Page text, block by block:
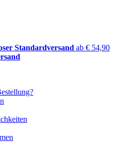
Standardversand ab € 54,90